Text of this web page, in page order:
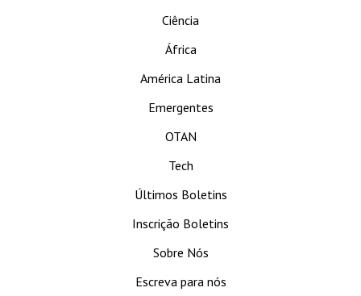
Ciência
África
América Latina
Emergentes
OTAN
Tech
Últimos Boletins
Inscrição Boletins
Sobre Nós
Escreva para nós